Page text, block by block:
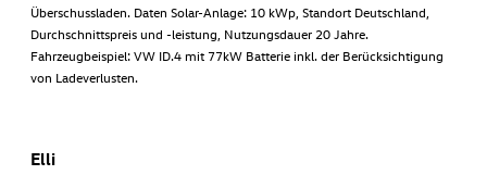
Überschussladen. Daten Solar-Anlage: 10 kWp, Standort Deutschland,
Durchschnittspreis und -leistung, Nutzungsdauer 20 Jahre.
Fahrzeugbeispiel: VW ID.4 mit 77kW Batterie inkl. der Berücksichtigung
von Ladeverlusten.
Elli